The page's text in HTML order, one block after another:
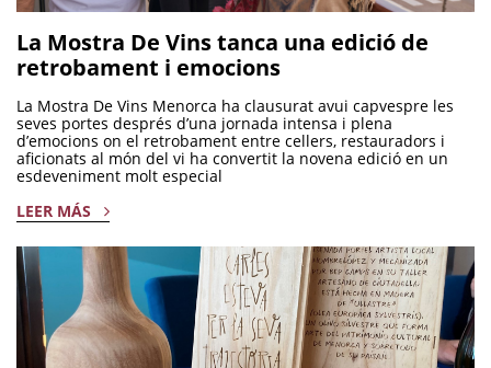
La Mostra De Vins tanca una edició de
retrobament i emocions
La Mostra De Vins Menorca ha clausurat avui capvespre les
seves portes després d’una jornada intensa i plena
d’emocions on el retrobament entre cellers, restauradors i
aficionats al món del vi ha convertit la novena edició en un
esdeveniment molt especial
LEER MÁS